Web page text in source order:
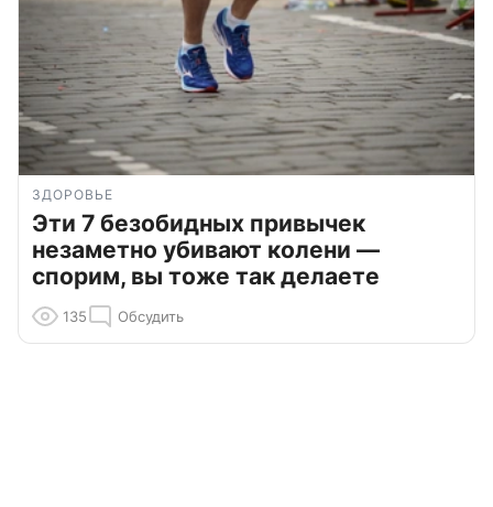
ЗДОРОВЬЕ
Эти 7 безобидных привычек
незаметно убивают колени —
спорим, вы тоже так делаете
135 Обсудить